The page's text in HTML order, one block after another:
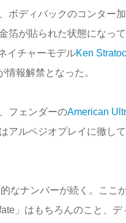
ボディバックのコンター
箔が貼られた状態になっ
イチャーモデルKen
情報解禁となった。
フェンダーのAmerican
アルペジオプレイに徹し
なナンバーが続く。ここ
」はもちろんのこと、